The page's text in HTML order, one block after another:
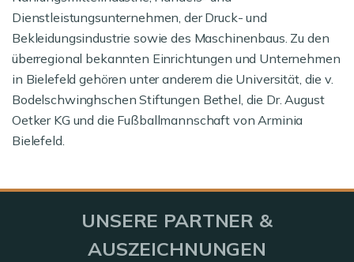
Dienstleistungsunternehmen, der Druck- und
Bekleidungsindustrie sowie des Maschinenbaus. Zu den
überregional bekannten Einrichtungen und Unternehmen
in Bielefeld gehören unter anderem die Universität, die v.
Bodelschwinghschen Stiftungen Bethel, die Dr. August
Oetker KG und die Fußballmannschaft von Arminia
Bielefeld.
UNSERE PARTNER &
AUSZEICHNUNGEN